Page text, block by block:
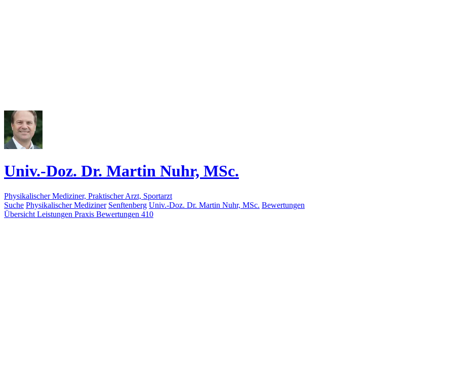
Univ.-Doz. Dr. Martin Nuhr, MSc.
Physikalischer Mediziner, Praktischer Arzt, Sportarzt
Suche Physikalischer Mediziner Senftenberg Univ.-Doz. Dr. Martin Nuhr, MSc. Bewertungen
Übersicht Leistungen Praxis Bewertungen 410